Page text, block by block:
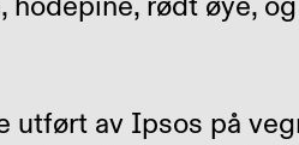
hodepine, rødt øye,
utført av Ipsos på